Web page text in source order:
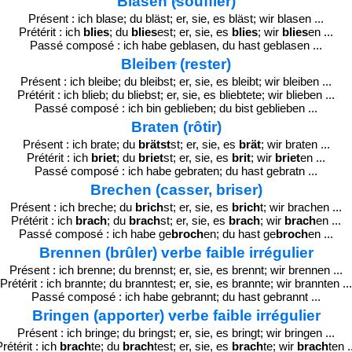
Présent : ich blase; du bläst; er, sie, es bläst; wir blasen ...
Prétérit : ich blies; du bliesest; er, sie, es blies; wir bliesen ...
Passé composé : ich habe geblasen, du hast geblasen ...
Bleiben (rester)
Présent : ich bleibe; du bleibst; er, sie, es bleibt; wir bleiben ...
Prétérit : ich blieb; du bliebst; er, sie, es bliebtete; wir blieben ...
Passé composé : ich bin geblieben; du bist geblieben ...
Braten (rôtir)
Présent : ich brate; du brätstst; er, sie, es brät; wir braten ...
Prétérit : ich briet; du brietst; er, sie, es brit; wir brieten ...
Passé composé : ich habe gebraten; du hast gebratn ...
Brechen (casser, briser)
Présent : ich breche; du brichst; er, sie, es bricht; wir brachen ...
Prétérit : ich brach; du brachst; er, sie, es brach; wir brachen ...
Passé composé : ich habe gebrochen; du hast gebrochen ...
Brennen (brûler) verbe faible irrégulier
Présent : ich brenne; du brennst; er, sie, es brennt; wir brennen ...
Prétérit : ich brannte; du branntest; er, sie, es brannte; wir brannten ...
Passé composé : ich habe gebrannt; du hast gebrannt ...
Bringen (apporter) verbe faible irrégulier
Présent : ich bringe; du bringst; er, sie, es bringt; wir bringen ...
: ich brachte; du brachtest; er, sie, es brachte; wir brachten